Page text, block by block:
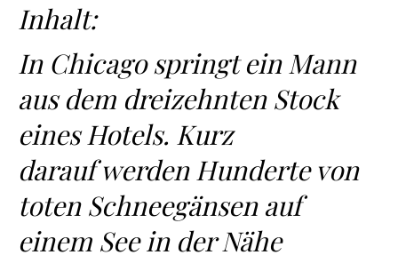
Inhalt:
In Chicago springt ein Mann
aus dem dreizehnten Stock
eines Hotels. Kurz
darauf werden Hunderte von
toten Schneegänsen auf
einem See in der Nähe